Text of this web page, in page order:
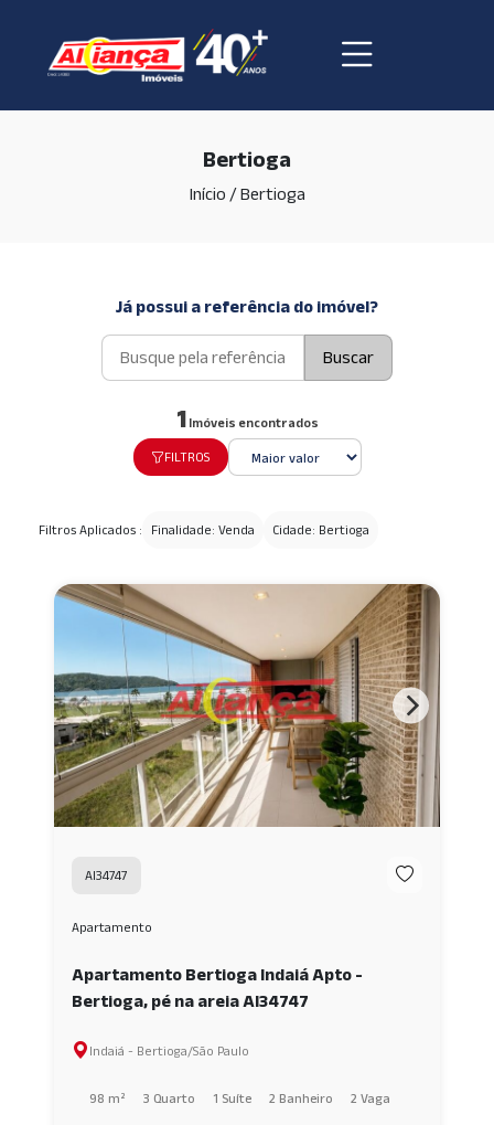
Bertioga
Início /Bertioga
Já possui a referência do imóvel?
Buscar
1 Imóveis encontrados
FILTROS
Filtros Aplicados : Finalidade: Venda Cidade: Bertioga
AI34747
Apartamento
Apartamento Bertioga Indaiá Apto -
Bertioga, pé na areia AI34747
Indaiá - Bertioga/São Paulo
98 m² 3 Quarto 1 Suíte 2 Banheiro 2 Vaga